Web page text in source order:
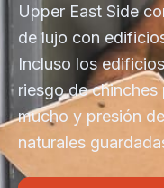
Upper East Side
de lujo con
Incluso los
riesgo de chinches
mucho y presión
naturales